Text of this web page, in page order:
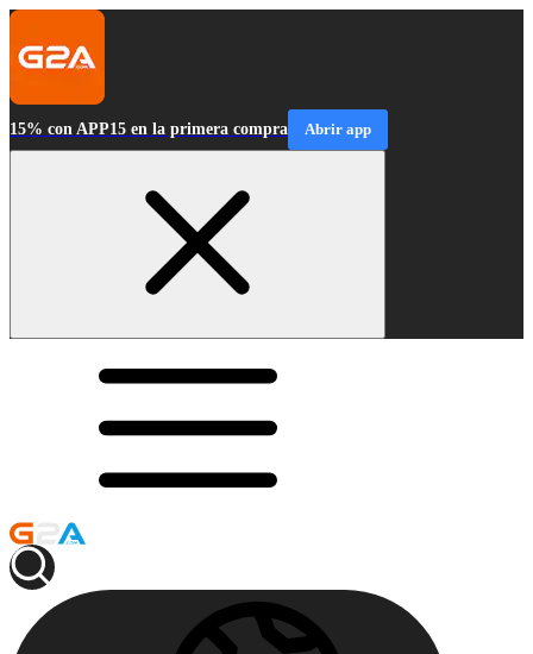
15% con APP15 en la primera compra Abrir app